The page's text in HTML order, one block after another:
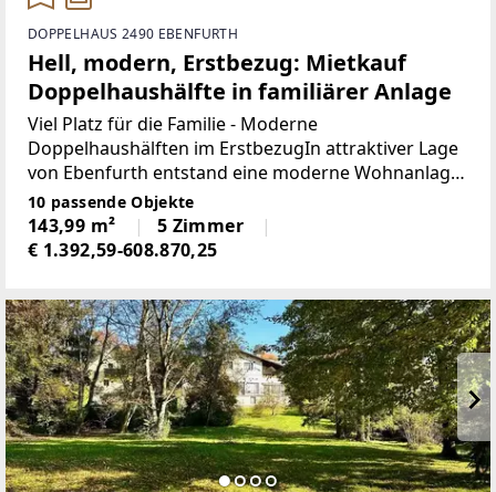
DOPPELHAUS 2490 EBENFURTH
Hell, modern, Erstbezug: Mietkauf
Doppelhaushälfte in familiärer Anlage
Viel Platz für die Familie - Moderne
Doppelhaushälften im ErstbezugIn attraktiver Lage
von Ebenfurth entstand eine moderne Wohnanlage
mit insgesamt 14 stilvollen Doppelhaushälften, die
in einer verkehrsberuhigten Sackgasse eingebettet
sind. Die
10 passende Objekte
143,99 m²
5 Zimmer
€ 1.392,59-608.870,25